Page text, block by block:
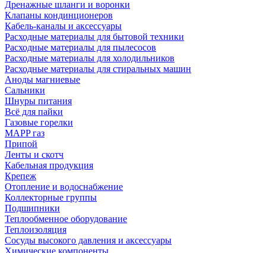
Дренажные шланги и воронки
Клапаны кондинционеров
Кабель-каналы и аксессуары
Расходные материалы для бытовой техники
Расходные материалы для пылесосов
Расходные материалы для холодильников
Расходные материалы для стиральных машин
Аноды магниевые
Сальники
Шнуры питания
Всё для пайки
Газовые горелки
MAPP газ
Припой
Ленты и скотч
Кабельная продукция
Крепеж
Отопление и водоснабжение
Коллекторные группы
Подшипники
Теплообменное оборудование
Теплоизоляция
Сосуды высокого давления и аксессуары
Химические компоненты